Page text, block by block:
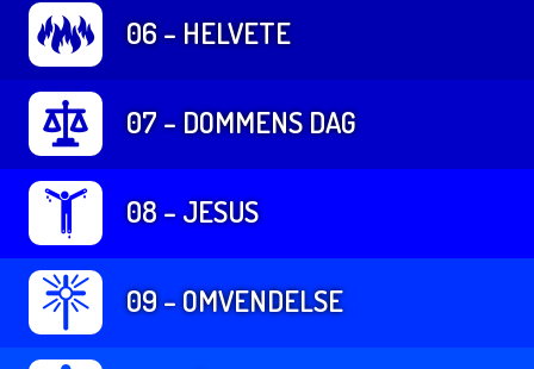
06 – HELVETE
07 – DOMMENS DAG
08 – JESUS
09 – OMVENDELSE